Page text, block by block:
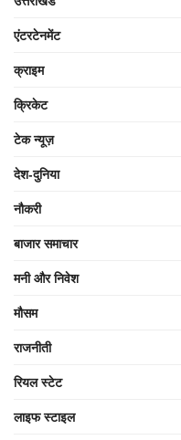
एंटरटेनमेंट
क्राइम
क्रिकेट
टेक न्यूज़
देश-दुनिया
नौकरी
बाजार समाचार
मनी और निवेश
मौसम
राजनीती
रियल स्टेट
लाइफ स्टाइल